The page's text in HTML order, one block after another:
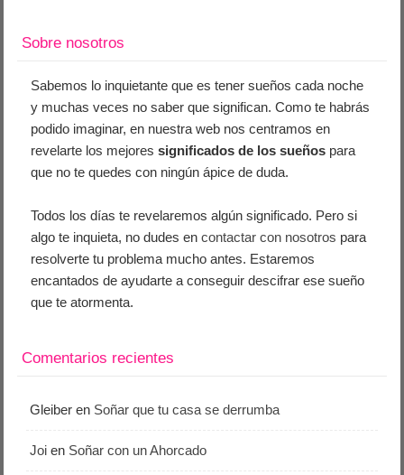
Sobre nosotros
Sabemos lo inquietante que es tener sueños cada noche
y muchas veces no saber que significan. Como te habrás
podido imaginar, en nuestra web nos centramos en
revelarte los mejoressignificados de los sueños para
que no te quedes con ningún ápice de duda.
Todos los días te revelaremos algún significado. Pero si
algo te inquieta, no dudes encontactar con nosotros para
resolverte tu problema mucho antes. Estaremos
encantados de ayudarte a conseguir descifrar ese sueño
que te atormenta.
Comentarios recientes
Gleiber en Soñar que tu casa se derrumba
Joi en Soñar con un Ahorcado